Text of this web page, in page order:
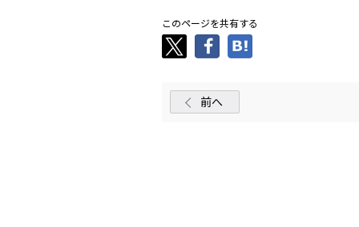
このページを共有する
前へ